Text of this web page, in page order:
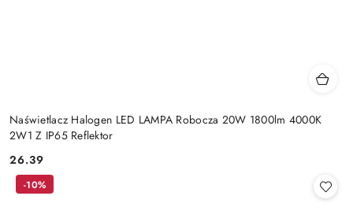
Naświetlacz Halogen LED LAMPA Robocza 20W 1800lm 4000K
2W1 Z IP65 Reflektor
Cena:
26.39
-10%